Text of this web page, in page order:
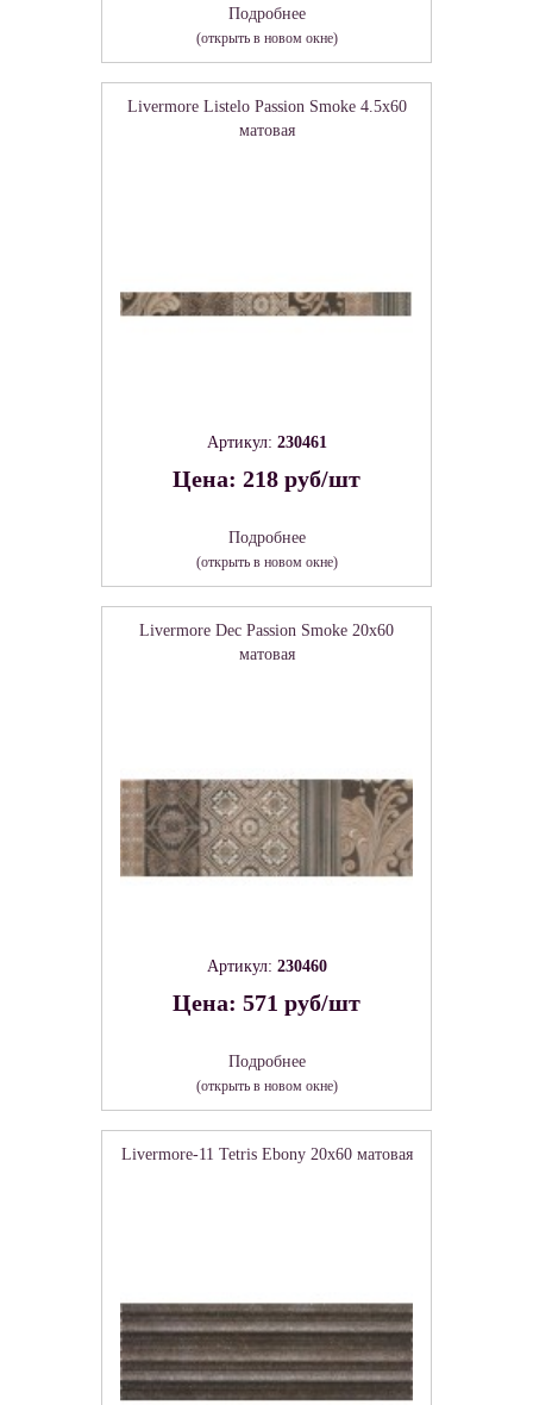
Подробнее
(открыть в новом окне)
Livermore Listelo Passion Smoke 4.5х60
матовая
Артикул: 230461
Цена: 218 руб/шт
Подробнее
(открыть в новом окне)
Livermore Dec Passion Smoke 20х60
матовая
Артикул: 230460
Цена: 571 руб/шт
Подробнее
(открыть в новом окне)
Livermore-11 Tetris Ebony 20х60 матовая